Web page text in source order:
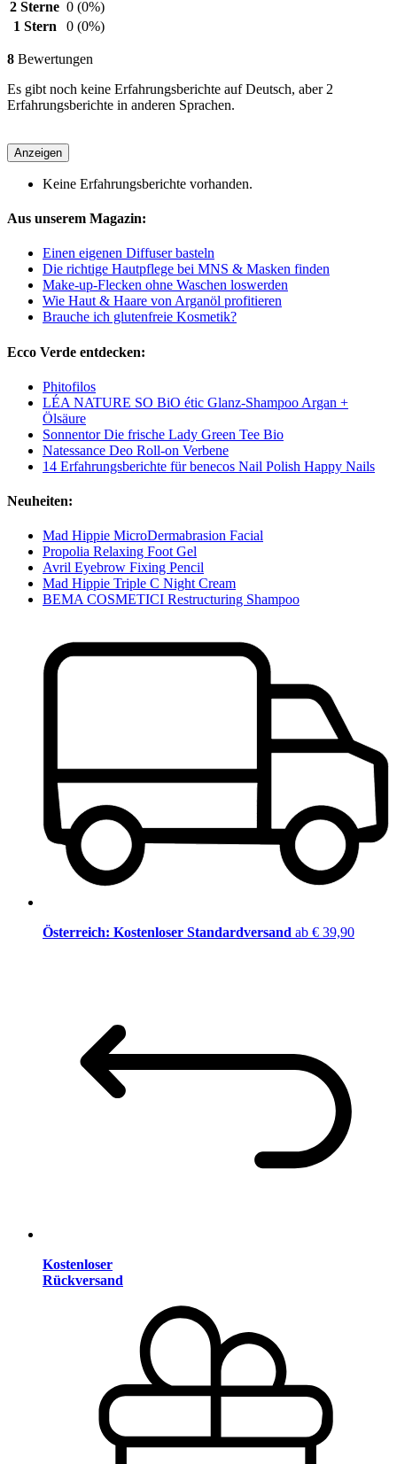
2 Sterne 0 (0%)
1 Stern
0 (0%)
8 Bewertungen
Es gibt noch keine Erfahrungsberichte auf Deutsch, aber 2
Erfahrungsberichte in anderen Sprachen.
Anzeigen
Keine Erfahrungsberichte vorhanden.
Aus unserem Magazin:
Einen eigenen Diffuser basteln
Die richtige Hautpflege bei MNS & Masken finden
Make-up-Flecken ohne Waschen loswerden
Wie Haut & Haare von Arganöl profitieren
Brauche ich glutenfreie Kosmetik?
Ecco Verde entdecken:
Phitofilos
LÉA NATURE SO BiO étic Glanz-Shampoo Argan +
Ölsäure
Sonnentor Die frische Lady Green Tee Bio
Natessance Deo Roll-on Verbene
14 Erfahrungsberichte für benecos Nail Polish Happy Nails
Neuheiten:
Mad Hippie MicroDermabrasion Facial
Propolia Relaxing Foot Gel
Avril Eyebrow Fixing Pencil
Mad Hippie Triple C Night Cream
BEMA COSMETICI Restructuring Shampoo
Österreich: Kostenloser Standardversand ab € 39,90
Kostenloser
Rückversand